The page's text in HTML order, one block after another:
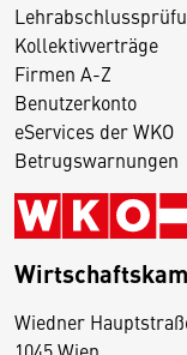
Kollektivverträge
Firmen A-Z
Benutzerkonto
eServices der WKO
Betrugswarnungen
Wiedner
D